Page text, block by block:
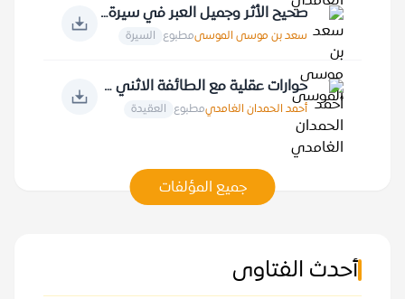
صحيح الأثر وجميل العبر في سيرة خير البشر
سعد بن موسى الموسىمطبوع السيرة
حوارات عقلية مع الطائفة الاثني عشرية في الأصول
أحمد الحمدان الغامديمطبوع العقيدة
جميع المؤلفات
أحدث الفتاوى